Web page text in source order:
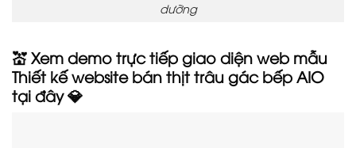
dưỡng
💒 Xem demo trực tiếp giao diện web mẫu
Thiết kế website bán thịt trâu gác bếp AIO
tại đây 💎